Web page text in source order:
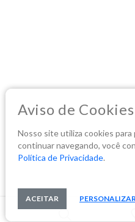
Aviso de
Nosso site utiliza cookies
continuar navegando, você
Política de Privacidade.
ACEITAR